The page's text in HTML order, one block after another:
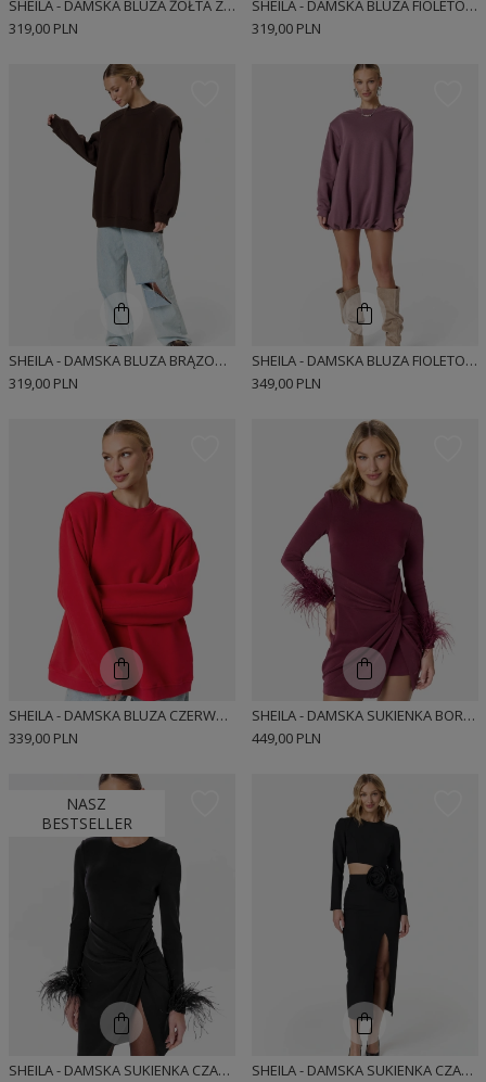
SHEILA - DAMSKA BLUZA ŻÓŁTA Z ZAZNACZONYMI RAMIONAMI 'BUTTER YELLOW'
319,00 PLN
SHEILA - DAMSKA BLUZA FIOLETOWA Z ZAZNACZONYMI RAMIONAMI 'PLUM KISS'
319,00 PLN
SHEILA - DAMSKA BLUZA BRĄZOWA Z ZAZNACZONYMI RAMIONAMI 'ESPRESSO'
319,00 PLN
SHEILA - DAMSKA BLUZA FIOLETOWA Z ODPINANYMI PODUSZKAMI 'PLUM KISS'
349,00 PLN
SHEILA - DAMSKA BLUZA CZERWONA Z ODPINANYMI PODUSZKAMI 'SAVATORE RED'
339,00 PLN
SHEILA - DAMSKA SUKIENKA BORDOWA Z PIÓRAMI MINI 'KAILEY'
449,00 PLN
NASZ
BESTSELLER
SHEILA - DAMSKA SUKIENKA CZARNA Z PIÓRAMI MINI 'BLAIR'
SHEILA - DAMSKA SUKIENKA CZARNA Z WYCIĘCIEM NA BRZUCHU I KWIATAMI 'MARLOW'